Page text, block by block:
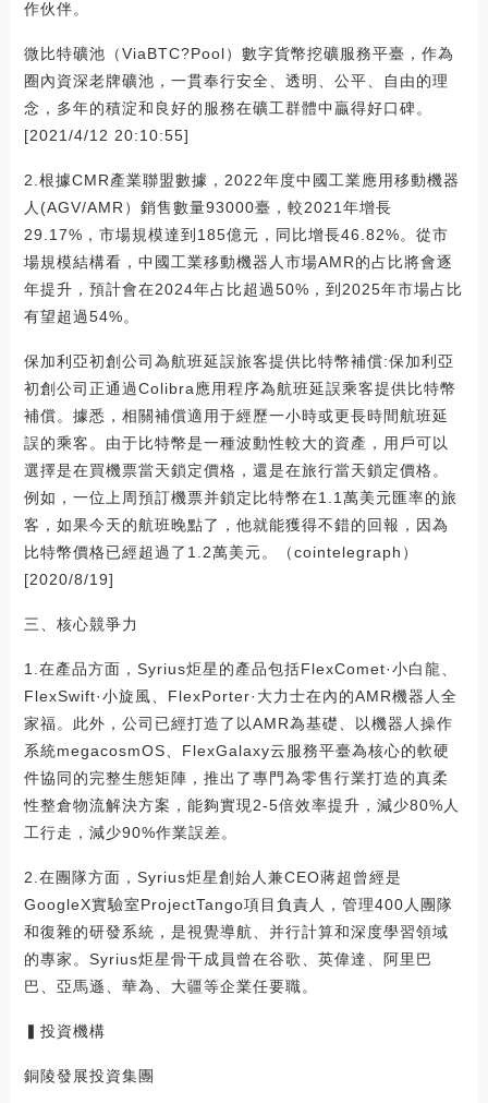
作伙伴。
微比特礦池（ViaBTC?Pool）數字貨幣挖礦服務平臺，作為
圈內資深老牌礦池，一貫奉行安全、透明、公平、自由的理
念，多年的積淀和良好的服務在礦工群體中贏得好口碑。
[2021/4/12 20:10:55]
2.根據CMR產業聯盟數據，2022年度中國工業應用移動機器
人(AGV/AMR）銷售數量93000臺，較2021年增長
29.17%，市場規模達到185億元，同比增長46.82%。從市
場規模結構看，中國工業移動機器人市場AMR的占比將會逐
年提升，預計會在2024年占比超過50%，到2025年市場占比
有望超過54%。
保加利亞初創公司為航班延誤旅客提供比特幣補償:保加利亞
初創公司正通過Colibra應用程序為航班延誤乘客提供比特幣
補償。據悉，相關補償適用于經歷一小時或更長時間航班延
誤的乘客。由于比特幣是一種波動性較大的資產，用戶可以
選擇是在買機票當天鎖定價格，還是在旅行當天鎖定價格。
例如，一位上周預訂機票并鎖定比特幣在1.1萬美元匯率的旅
客，如果今天的航班晚點了，他就能獲得不錯的回報，因為
比特幣價格已經超過了1.2萬美元。（cointelegraph）
[2020/8/19]
三、核心競爭力
1.在產品方面，Syrius炬星的產品包括FlexComet·小白龍、
FlexSwift·小旋風、FlexPorter·大力士在內的AMR機器人全
家福。此外，公司已經打造了以AMR為基礎、以機器人操作
系統megacosmOS、FlexGalaxy云服務平臺為核心的軟硬
件協同的完整生態矩陣，推出了專門為零售行業打造的真柔
性整倉物流解決方案，能夠實現2-5倍效率提升，減少80%人
工行走，減少90%作業誤差。
2.在團隊方面，Syrius炬星創始人兼CEO蔣超曾經是
GoogleX實驗室ProjectTango項目負責人，管理400人團隊
和復雜的研發系統，是視覺導航、并行計算和深度學習領域
的專家。Syrius炬星骨干成員曾在谷歌、英偉達、阿里巴
巴、亞馬遜、華為、大疆等企業任要職。
▍投資機構
銅陵發展投資集團